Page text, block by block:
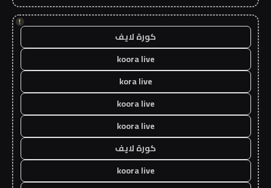
!
كورة لايف
koora live
kora live
koora live
koora live
كورة لايف
koora live